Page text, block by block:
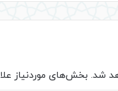
شد. بخش‌های موردنیاز